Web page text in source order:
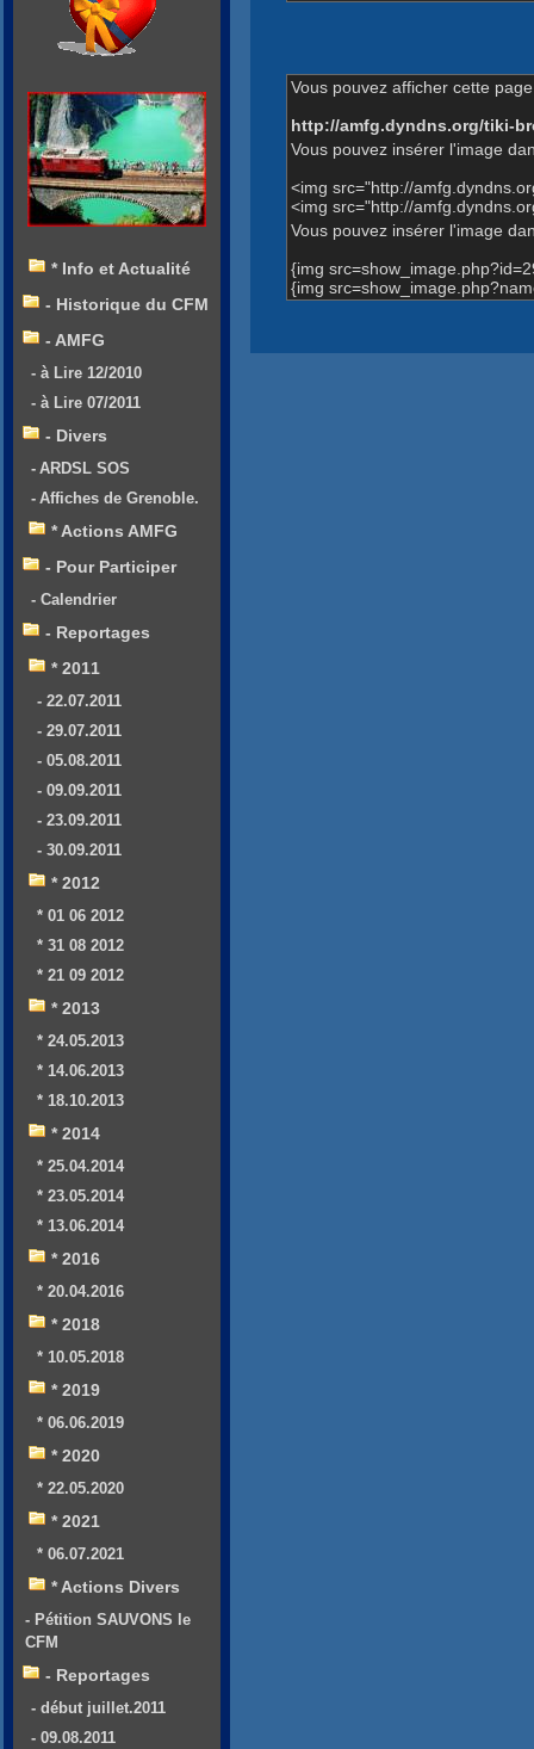
Vous pouvez afficher cette
http://amfg.dyndns.org/tiki-
Vous pouvez insérer l'image
<img src="http://
<img src="http://
Vous pouvez insérer l'image
{img
{img
* Info et Actualité
- Historique du CFM
- AMFG
- à Lire 12/2010
- à Lire 07/2011
- Divers
- ARDSL SOS
- Affiches de Grenoble.
* Actions AMFG
- Pour Participer
- Calendrier
- Reportages
* 2011
- 22.07.2011
- 29.07.2011
- 05.08.2011
- 09.09.2011
- 23.09.2011
- 30.09.2011
* 2012
* 01 06 2012
* 31 08 2012
* 21 09 2012
* 2013
* 24.05.2013
* 14.06.2013
* 18.10.2013
* 2014
* 25.04.2014
* 23.05.2014
* 13.06.2014
* 2016
* 20.04.2016
* 2018
* 10.05.2018
* 2019
* 06.06.2019
* 2020
* 22.05.2020
* 2021
* 06.07.2021
* Actions Divers
- Pétition SAUVONS le
CFM
- Reportages
- début juillet.2011
- 09.08.2011